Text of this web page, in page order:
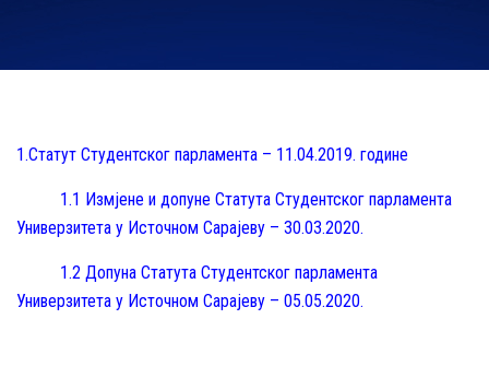
1.Статут Студентског парламента – 11.04.2019. године
1.1 Измјене и допуне Статута Студентског парламента
Универзитета у Источном Сарајеву – 30.03.2020.
1.2 Допуна Статута Студентског парламента
Универзитета у Источном Сарајеву – 05.05.2020.